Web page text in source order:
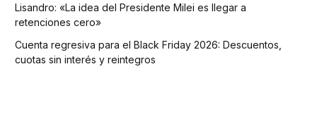
Lisandro: «La idea del Presidente Milei es llegar a
retenciones cero»
Cuenta regresiva para el Black Friday 2026: Descuentos,
cuotas sin interés y reintegros